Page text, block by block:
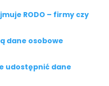
RODO – firmy czy
dane osobowe
udostępnić dane